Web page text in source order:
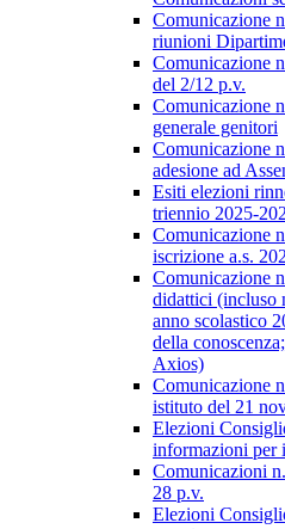
Comunicazione
riunioni
Comunicazione
del 2/12 p.v.
Comunicazione
generale genitori
Comunicazione
adesione ad
Esiti elezioni
triennio 2025-
Comunicazione
iscrizione a.s.
Comunicazione
didattici (incluso
anno scolastico
della
Axios)
Comunicazione
istituto del 21
Elezioni
informazioni per
Comunicazioni
28 p.v.
Elezioni